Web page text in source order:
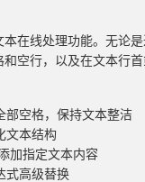
在线处理功能。无论
空行，以及在文本行
部空格，保持文本整洁
文本结构
加指定文本内容
式高级替换